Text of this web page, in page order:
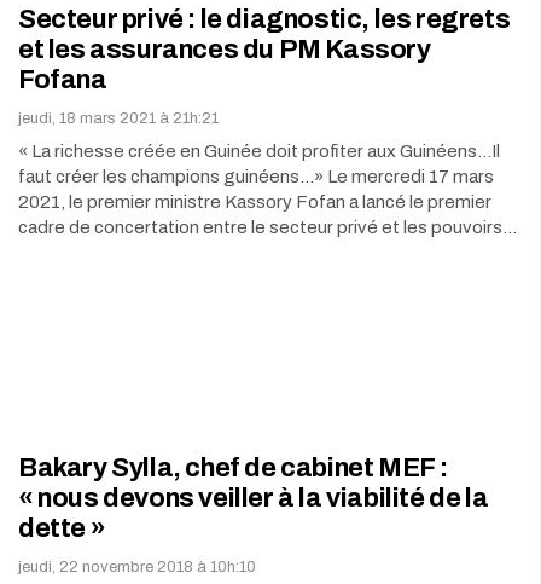
Secteur privé : le diagnostic, les regrets
et les assurances du PM Kassory
Fofana
jeudi, 18 mars 2021 à 21h:21
« La richesse créée en Guinée doit profiter aux Guinéens...Il
faut créer les champions guinéens...» Le mercredi 17 mars
2021, le premier ministre Kassory Fofan a lancé le premier
cadre de concertation entre le secteur privé et les pouvoirs…
Bakary Sylla, chef de cabinet MEF :
« nous devons veiller à la viabilité de la
dette »
jeudi, 22 novembre 2018 à 10h:10